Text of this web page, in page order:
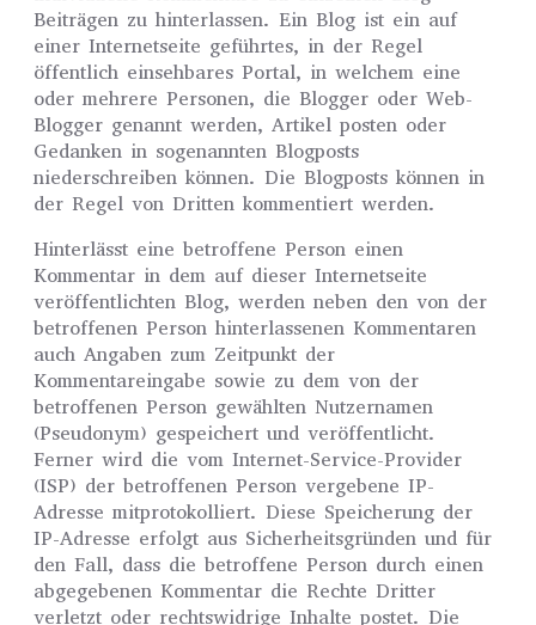
Beiträgen zu hinterlassen. Ein Blog ist ein auf
einer Internetseite geführtes, in der Regel
öffentlich einsehbares Portal, in welchem eine
oder mehrere Personen, die Blogger oder Web-
Blogger genannt werden, Artikel posten oder
Gedanken in sogenannten Blogposts
niederschreiben können. Die Blogposts können in
der Regel von Dritten kommentiert werden.
Hinterlässt eine betroffene Person einen
Kommentar in dem auf dieser Internetseite
veröffentlichten Blog, werden neben den von der
betroffenen Person hinterlassenen Kommentaren
auch Angaben zum Zeitpunkt der
Kommentareingabe sowie zu dem von der
betroffenen Person gewählten Nutzernamen
(Pseudonym) gespeichert und veröffentlicht.
Ferner wird die vom Internet-Service-Provider
(ISP) der betroffenen Person vergebene IP-
Adresse mitprotokolliert. Diese Speicherung der
IP-Adresse erfolgt aus Sicherheitsgründen und für
den Fall, dass die betroffene Person durch einen
abgegebenen Kommentar die Rechte Dritter
verletzt oder rechtswidrige Inhalte postet. Die